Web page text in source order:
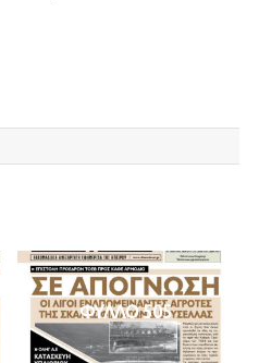
ΦΥΛΛΟ 505